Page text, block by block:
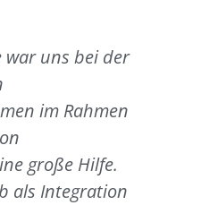
war uns bei der
im Rahmen
große Hilfe.
als Integration